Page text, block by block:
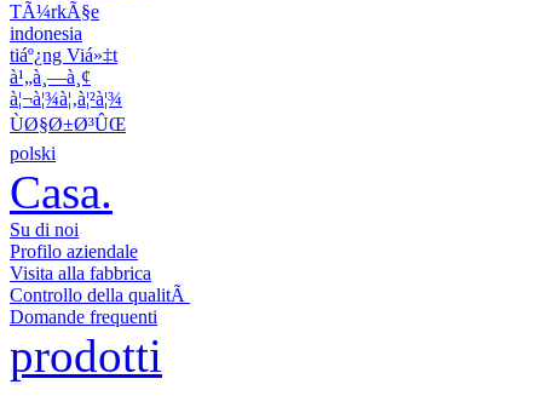
TÃ¼rkÃ§e
indonesia
tiáº¿ng Viá»‡t
à¹„à¸—à¸¢
à¦¬à¦¾à¦‚à¦²à¦¾
ÙØ§Ø±Ø³ÛŒ
polski
Casa.
Su di noi
Profilo aziendale
Visita alla fabbrica
Controllo della qualitÃ
Domande frequenti
prodotti